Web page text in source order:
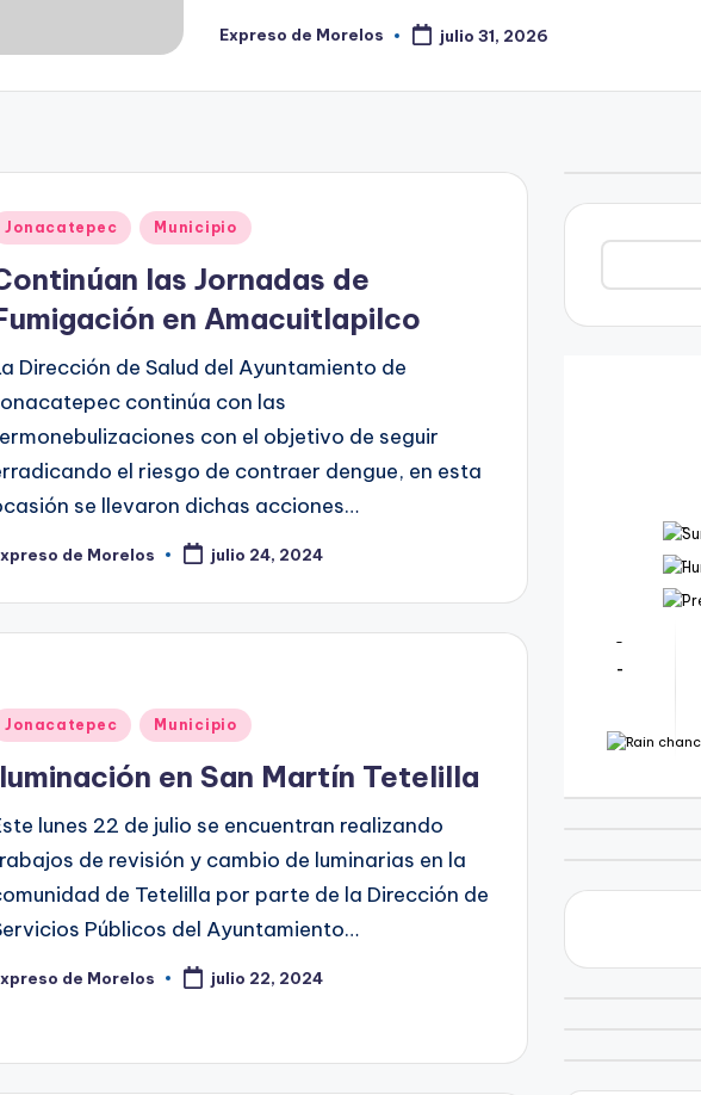
Publicado
Expreso de Morelos julio 31, 2026
Jonacatepec Municipio
las Jornadas de
en Amacuitlapilco
Dirección de Salud del Ayuntamiento de
continúa con las
con el objetivo de seguir
el riesgo de contraer dengue, en esta
se llevaron dichas acciones…
de Morelos julio 24, 2024
Jonacatepec Municipio
en San Martín Tetelilla
lunes 22 de julio se encuentran realizando
de revisión y cambio de luminarias en la
de Tetelilla por parte de la Dirección de
Públicos del Ayuntamiento…
de Morelos julio 22, 2024
Buscar
-
-
-
-
-
-